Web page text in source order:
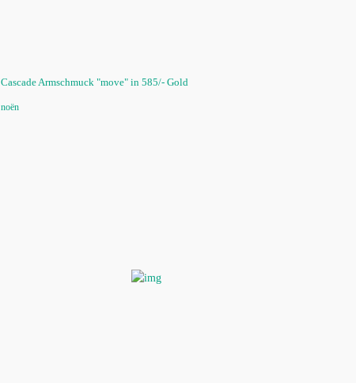
Cascade Armschmuck "move" in 585/- Gold
noën